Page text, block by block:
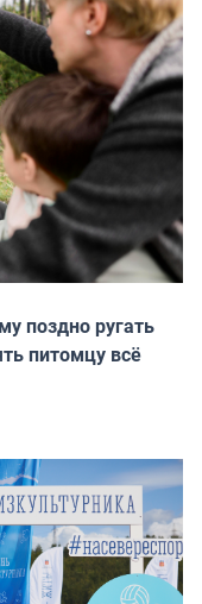
поздно ругать
питомцу всё